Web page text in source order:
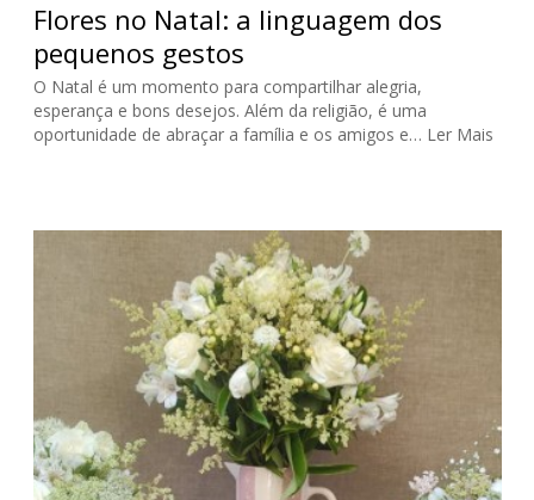
Flores no Natal: a linguagem dos
pequenos gestos
O Natal é um momento para compartilhar alegria,
esperança e bons desejos. Além da religião, é uma
oportunidade de abraçar a família e os amigos e… Ler Mais